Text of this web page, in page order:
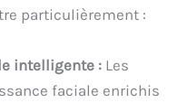
particulièrement :
intelligente : Les
faciale enrichis